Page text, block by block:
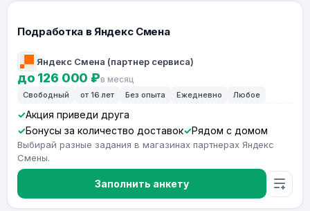
Подработка в Яндекс Смена
Яндекс Смена (партнер сервиса)
до 126 000 ₽в месяц
Свободный от 16 лет Без опыта Ежедневно Любое
Акция приведи друга
Бонусы за количество доставок
Рядом с домом
Выбирай разные задания в магазинах партнерах Яндекс
Смены.
Заполнить анкету